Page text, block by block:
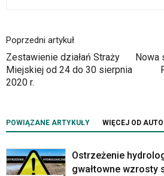
Poprzedni artykuł
Zestawienie działań Straży
Miejskiej od 24 do 30 sierpnia
2020 r.
Nowa
POWIĄZANE ARTYKUŁY WIĘCEJ OD
Ostrzeżenie
gwałtowne wzrosty